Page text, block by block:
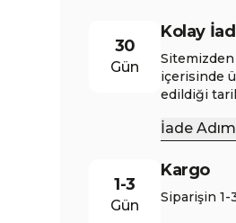
30
Gün
Kolay
Sitemizden
içerisinde
edildiği
İade
1-3
Gün
Kargo
Siparişin